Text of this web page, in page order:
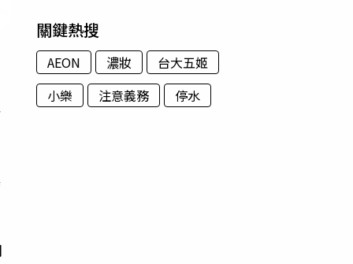
關鍵熱搜
AEON 濃妝
台大五姬
小樂
注意義務 停水